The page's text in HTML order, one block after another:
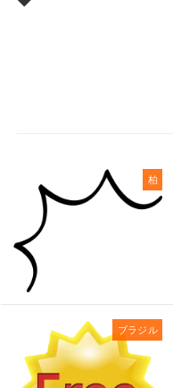
柏
ブラジル